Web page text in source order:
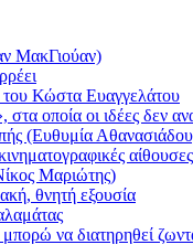
ΜακΓιούαν)
Κώστα Ευαγγελάτου
οποία οι ιδέες δεν
(Ευθυμία
αίθουσες
Μαριώτης)
θνητή εξουσία
να διατηρηθεί